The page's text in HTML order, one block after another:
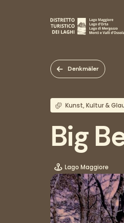
Denkmäler
Kunst, Kultur &
Big
Lago Maggiore